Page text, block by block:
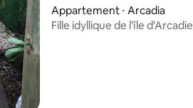
: 5 sur 5
Appartement ⋅ Arcadia
Fille idyllique de l'île d'Arcadie